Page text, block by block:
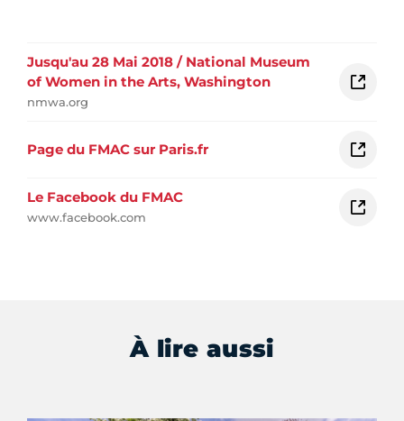
Jusqu'au 28 Mai 2018 / National Museum
of Women in the Arts, Washington
nmwa.org
Page du FMAC sur Paris.fr
Le Facebook du FMAC
www.facebook.com
À lire aussi